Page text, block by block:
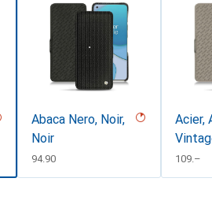
Abaca Nero, Noir,
Noir
CHF
94.90
Acier,
CHF
109.–